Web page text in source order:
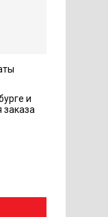
и
заказа